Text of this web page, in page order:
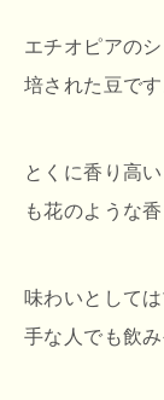
エチオピアの
培された豆です
とくに香り高
も花のような
味わいとして
手な人でも飲